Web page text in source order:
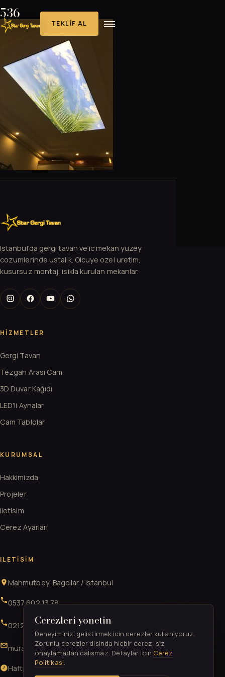
TEKLIF AL
536
Istanbul'da gergi tavan ve ic mekan yuzey
cozumlerinde ustalik. Olcuye ozel uretim,
kusursuz montaj, isikla kurulan mekanlar.
HIZMETLER
Gergi Tavan
Tezgah Arası Cam
3D Duvar Kağıdı
LED'li Aynalar
Cam Tablolar
KURUMSAL
Hakkimizda
Projeler
Iletisim
Cerez Ayarlari
ILETISIM
Mahmutbey, Bagcilar / Istanbul
0537 602 13 78
0212 706 52 41
muratgurkan52@gmail.com
Hafta ici & Cumartesi 09:00-21:00 · Pazar 11:00-17:00
Cerezleri yonetin
Deneyiminizi gelistirmek icin cerezler kullaniyoruz.
Zorunlu cerezler disinda hicbir cerez, siz
onaylamadan calismaz. Detaylar icin Cerez
Politikasi.